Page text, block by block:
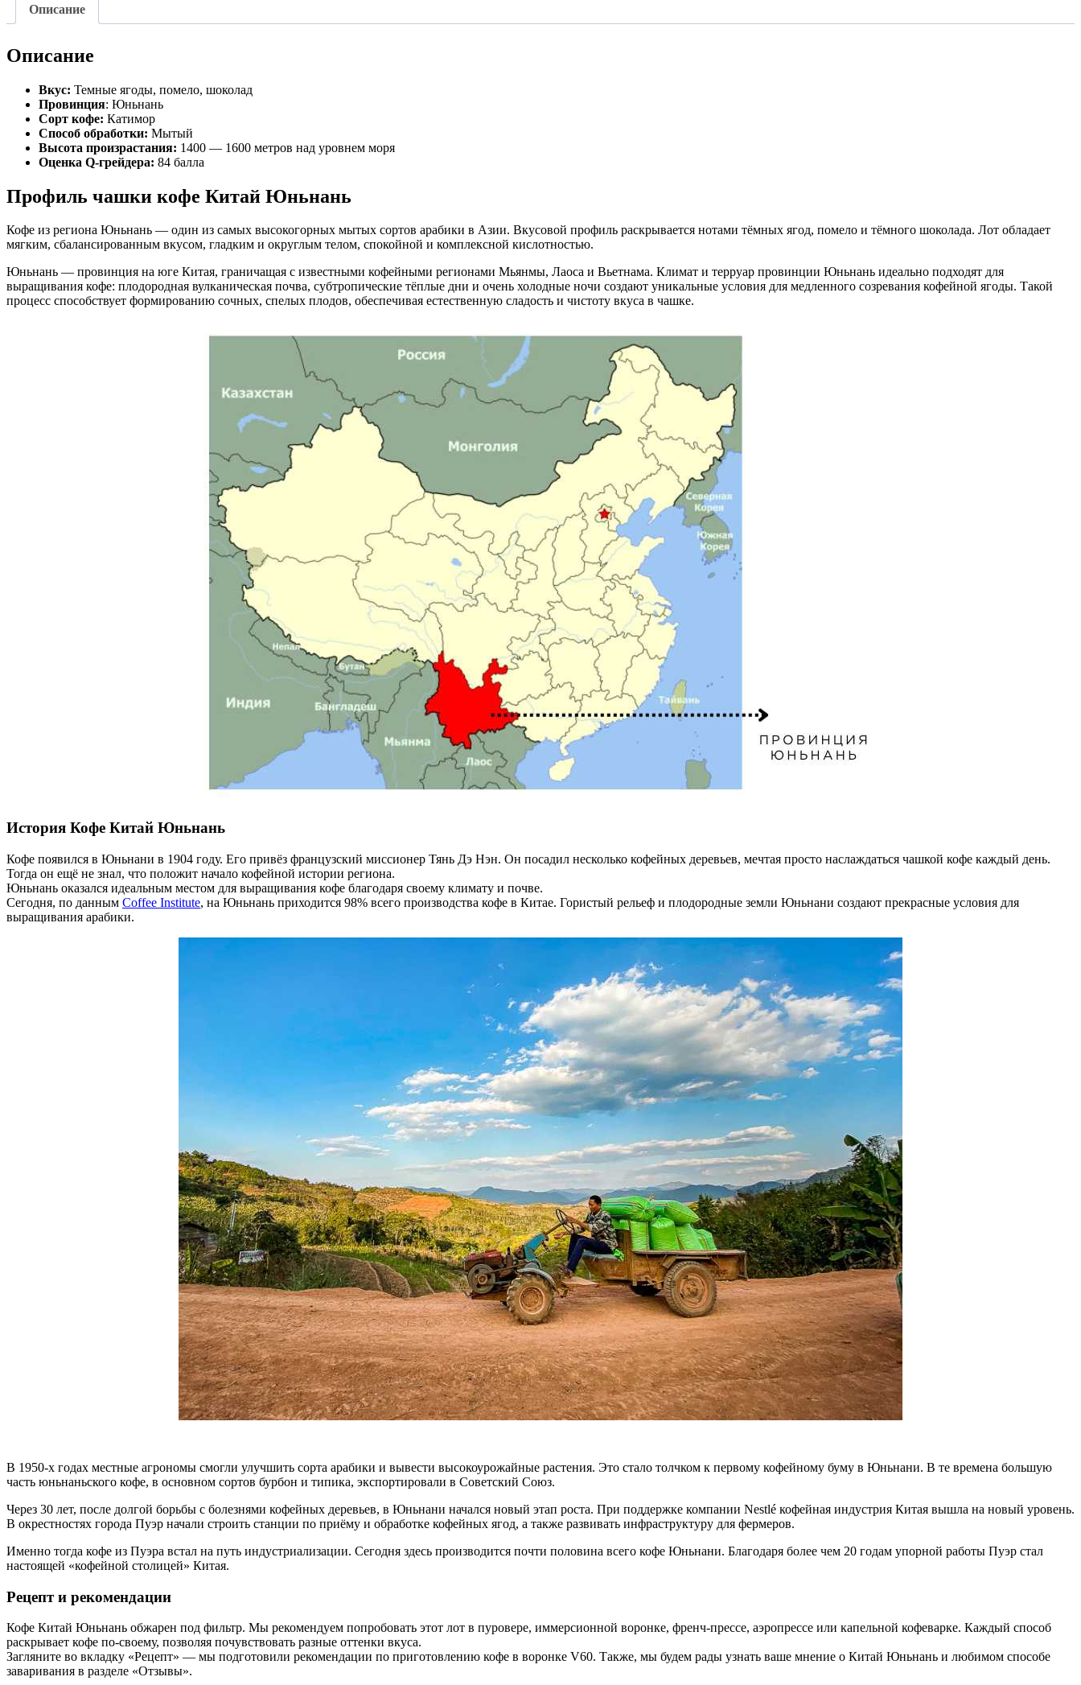
Описание
Описание
Вкус: Темные ягоды, помело, шоколад
Провинция: Юньнань
Сорт кофе: Катимор
Способ обработки: Мытый
Высота произрастания: 1400 — 1600 метров над уровнем моря
Оценка Q-грейдера: 84 балла
Профиль чашки кофе Китай Юньнань
Кофе из региона Юньнань — один из самых высокогорных мытых сортов арабики в Азии. Вкусовой профиль раскрывается нотами тёмных ягод, помело и тёмного шоколада. Лот обладает
мягким, сбалансированным вкусом, гладким и округлым телом, спокойной и комплексной кислотностью.
Юньнань — провинция на юге Китая, граничащая с известными кофейными регионами Мьянмы, Лаоса и Вьетнама. Климат и терруар провинции Юньнань идеально подходят для
выращивания кофе: плодородная вулканическая почва, субтропические тёплые дни и очень холодные ночи создают уникальные условия для медленного созревания кофейной ягоды. Такой
процесс способствует формированию сочных, спелых плодов, обеспечивая естественную сладость и чистоту вкуса в чашке.
История Кофе Китай Юньнань
Кофе появился в Юньнани в 1904 году. Его привёз французский миссионер Тянь Дэ Нэн. Он посадил несколько кофейных деревьев, мечтая просто наслаждаться чашкой кофе каждый день.
Тогда он ещё не знал, что положит начало кофейной истории региона.
Юньнань оказался идеальным местом для выращивания кофе благодаря своему климату и почве.
Сегодня, по данным Coffee Institute, на Юньнань приходится 98% всего производства кофе в Китае. Гористый рельеф и плодородные земли Юньнани создают прекрасные условия для
выращивания арабики.
В 1950-х годах местные агрономы смогли улучшить сорта арабики и вывести высокоурожайные растения. Это стало толчком к первому кофейному буму в Юньнани. В те времена большую
часть юньнаньского кофе, в основном сортов бурбон и типика, экспортировали в Советский Союз.
Через 30 лет, после долгой борьбы с болезнями кофейных деревьев, в Юньнани начался новый этап роста. При поддержке компании Nestlé кофейная индустрия Китая вышла на новый уровень.
В окрестностях города Пуэр начали строить станции по приёму и обработке кофейных ягод, а также развивать инфраструктуру для фермеров.
Именно тогда кофе из Пуэра встал на путь индустриализации. Сегодня здесь производится почти половина всего кофе Юньнани. Благодаря более чем 20 годам упорной работы Пуэр стал
настоящей «кофейной столицей» Китая.
Рецепт и рекомендации
Кофе Китай Юньнань обжарен под фильтр. Мы рекомендуем попробовать этот лот в пуровере, иммерсионной воронке, френч-прессе, аэропрессе или капельной кофеварке. Каждый способ
раскрывает кофе по-своему, позволяя почувствовать разные оттенки вкуса.
Загляните во вкладку «Рецепт» — мы подготовили рекомендации по приготовлению кофе в воронке V60. Также, мы будем рады узнать ваше мнение о Китай Юньнань и любимом способе
заваривания в разделе «Отзывы».